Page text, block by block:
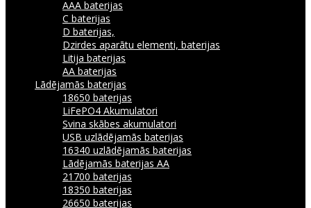
AAA baterijas
C baterijas
D baterijas,
Dzirdes aparātu elementi, baterijas
Litija baterijas
AA baterijas
Lādējamās baterijas
18650 baterijas
LiFePO4 Akumulatori
Svina skābes akumulatori
USB uzlādējamās baterijas
16340 uzlādējamās baterijas
Lādējamās baterijas AA
21700 baterijas
18350 baterijas
26650 baterijas